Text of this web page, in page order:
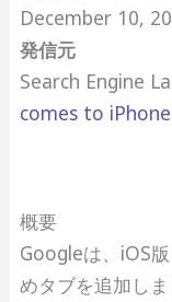
December 10,
発信元
Search Engine
comes to
概要
Googleは、iOS
めタブを追加し